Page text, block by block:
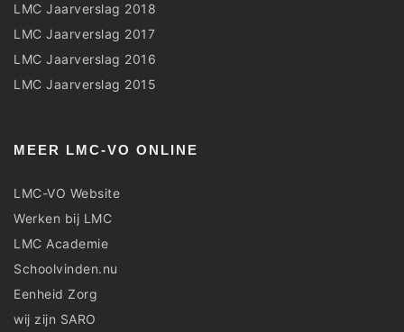
LMC Jaarverslag 2018
LMC Jaarverslag 2017
LMC Jaarverslag 2016
LMC Jaarverslag 2015
MEER LMC-VO ONLINE
LMC-VO Website
Werken bij LMC
LMC Academie
Schoolvinden.nu
Eenheid Zorg
wij zijn SARO